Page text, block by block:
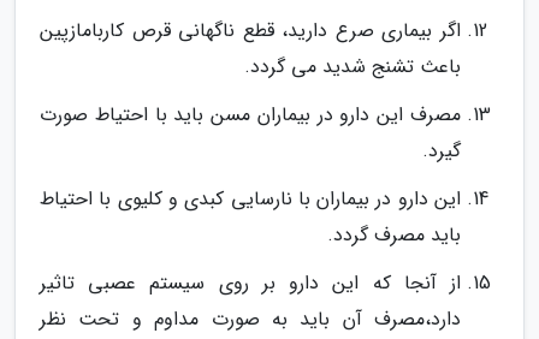
اگر بیماری صرع دارید، قطع ناگهانی قرص کاربامازپین
باعث تشنج شدید می گردد.
مصرف این دارو در بیماران مسن باید با احتیاط صورت
گیرد.
این دارو در بیماران با نارسایی کبدی و کلیوی با احتیاط
باید مصرف گردد.
از آنجا که این دارو بر روی سیستم عصبی تاثیر
دارد،مصرف آن باید به صورت مداوم و تحت نظر